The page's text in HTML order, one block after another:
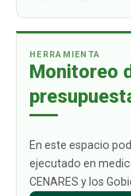
HERRAMIENTA
Monitoreo
En este espacio
ejecutado en
CENARES y los